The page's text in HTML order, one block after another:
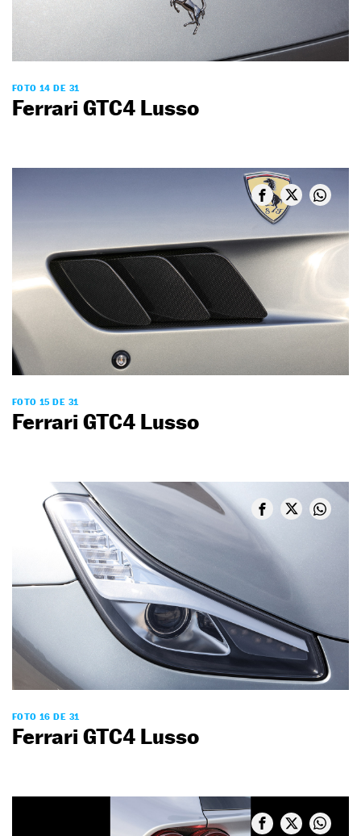
FOTO 14 DE 31
Ferrari GTC4 Lusso
FOTO 15 DE 31
Ferrari GTC4 Lusso
FOTO 16 DE 31
Ferrari GTC4 Lusso